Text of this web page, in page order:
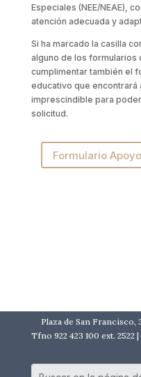
Especiales (NEE/NEAE),
atención adecuada y
Si ha marcado la casilla
alguno de los formularios
cumplimentar también el
educativo que encontrará
imprescindible para
solicitud.
Formulario
Plaza de San Francisco,
Tfno 922 423 100 ext.